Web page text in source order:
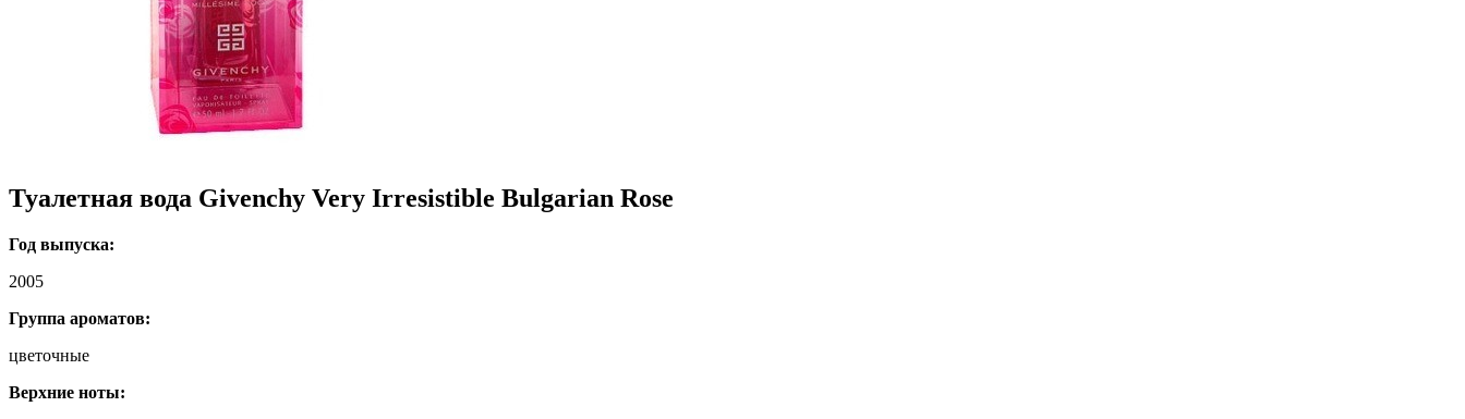
Туалетная вода Givenchy Very Irresistible Bulgarian Rose
Год выпуска:
2005
Группа ароматов:
цветочные
Верхние ноты: